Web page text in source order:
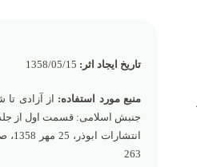
تاریخ ایجاد اثر: 1358/05/15
منبع مورد استفاده:
از آزادی
جنبش اسلامی: قسمت اول از
263